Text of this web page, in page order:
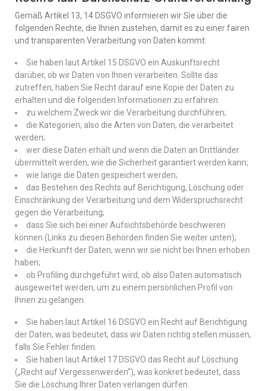
Gemäß Artikel 13, 14 DSGVO informieren wir Sie über die
folgenden Rechte, die Ihnen zustehen, damit es zu einer fairen
und transparenten Verarbeitung von Daten kommt:
Sie haben laut Artikel 15 DSGVO ein Auskunftsrecht
darüber, ob wir Daten von Ihnen verarbeiten. Sollte das
zutreffen, haben Sie Recht darauf eine Kopie der Daten zu
erhalten und die folgenden Informationen zu erfahren:
zu welchem Zweck wir die Verarbeitung durchführen;
die Kategorien, also die Arten von Daten, die verarbeitet
werden;
wer diese Daten erhält und wenn die Daten an Drittländer
übermittelt werden, wie die Sicherheit garantiert werden kann;
wie lange die Daten gespeichert werden;
das Bestehen des Rechts auf Berichtigung, Löschung oder
Einschränkung der Verarbeitung und dem Widerspruchsrecht
gegen die Verarbeitung;
dass Sie sich bei einer Aufsichtsbehörde beschweren
können (Links zu diesen Behörden finden Sie weiter unten);
die Herkunft der Daten, wenn wir sie nicht bei Ihnen erhoben
haben;
ob Profiling durchgeführt wird, ob also Daten automatisch
ausgewertet werden, um zu einem persönlichen Profil von
Ihnen zu gelangen.
Sie haben laut Artikel 16 DSGVO ein Recht auf Berichtigung
der Daten, was bedeutet, dass wir Daten richtig stellen müssen,
falls Sie Fehler finden.
Sie haben laut Artikel 17 DSGVO das Recht auf Löschung
(„Recht auf Vergessenwerden“), was konkret bedeutet, dass
Sie die Löschung Ihrer Daten verlangen dürfen.